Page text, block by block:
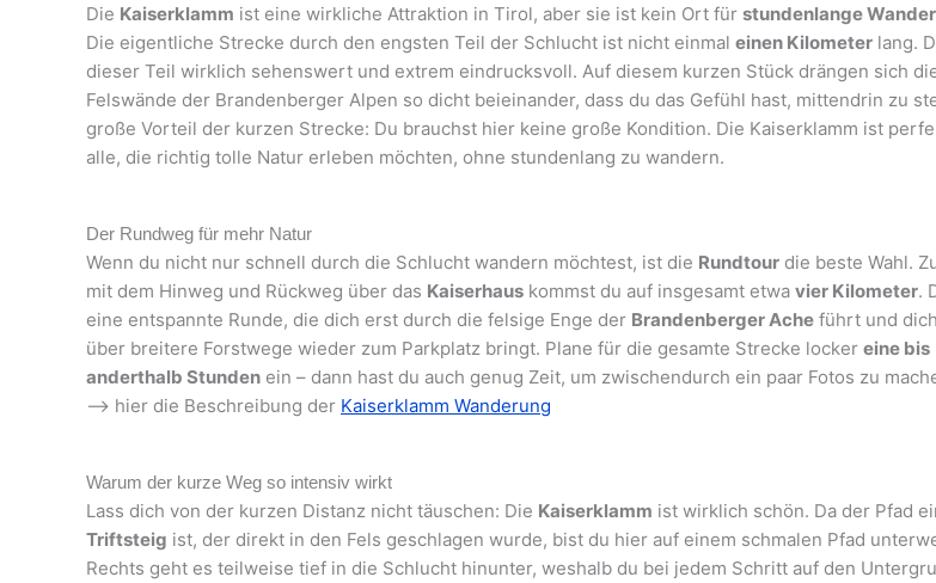
Die Kaiserklamm ist eine wirkliche Attraktion in Tirol, aber sie ist kein Ort für stundenlange
Die eigentliche Strecke durch den engsten Teil der Schlucht ist nicht einmal einen Kilometer lang.
dieser Teil wirklich sehenswert und extrem eindrucksvoll. Auf diesem kurzen Stück drängen sich
Felswände der Brandenberger Alpen so dicht beieinander, dass du das Gefühl hast, mittendrin zu
große Vorteil der kurzen Strecke: Du brauchst hier keine große Kondition. Die Kaiserklamm ist
alle, die richtig tolle Natur erleben möchten, ohne stundenlang zu wandern.
Der Rundweg für mehr Natur
Wenn du nicht nur schnell durch die Schlucht wandern möchtest, ist die Rundtour die beste Wahl.
mit dem Hinweg und Rückweg über das Kaiserhaus kommst du auf insgesamt etwa vier Kilometer.
eine entspannte Runde, die dich erst durch die felsige Enge der Brandenberger Ache führt und
über breitere Forstwege wieder zum Parkplatz bringt. Plane für die gesamte Strecke locker eine bis
anderthalb Stunden ein – dann hast du auch genug Zeit, um zwischendurch ein paar Fotos zu
–> hier die Beschreibung der Kaiserklamm Wanderung
Warum der kurze Weg so intensiv wirkt
Lass dich von der kurzen Distanz nicht täuschen: Die Kaiserklamm ist wirklich schön. Da der Pfad
Triftsteig ist, der direkt in den Fels geschlagen wurde, bist du hier auf einem schmalen Pfad
Rechts geht es teilweise tief in die Schlucht hinunter, weshalb du bei jedem Schritt auf den